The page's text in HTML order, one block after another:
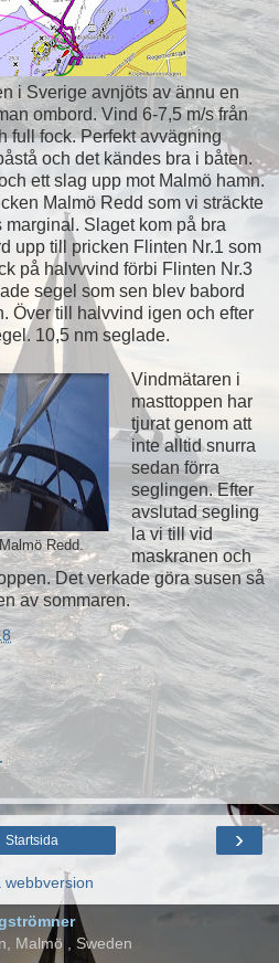
i Sverige avnjöts av ännu en
ombord. Vind 6-7,5 m/s från
full fock. Perfekt avvägning
och det kändes bra i båten.
ett slag upp mot Malmö hamn.
Malmö Redd som vi sträckte
Slaget kom på bra
upp till pricken Flinten Nr.1 som
på halvvvind förbi Flinten Nr.3
segel som sen blev babord
Över till halvvind igen och efter
10,5 nm seglade.
Redd.
Vindmätaren i
masttoppen har
tjurat genom att
inte alltid snurra
sedan förra
seglingen. Efter
avslutad segling
la vi till vid
maskranen och
Det verkade göra susen så
av sommaren.
›
Startsida
webbversion
Malmö , Sweden